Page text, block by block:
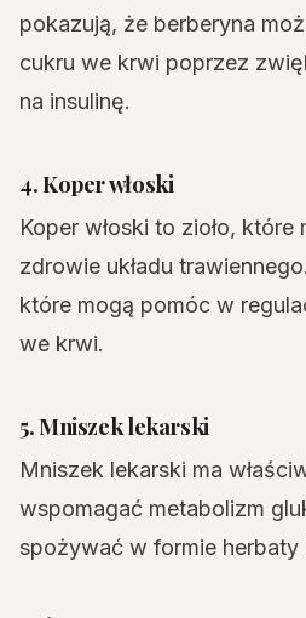
pokazują, że berberyna
cukru we krwi poprzez
na insulinę.
4. Koper włoski
Koper włoski to zioło,
zdrowie układu
które mogą pomóc w
we krwi.
5. Mniszek lekarski
Mniszek lekarski ma
wspomagać metabolizm
spożywać w formie herbaty